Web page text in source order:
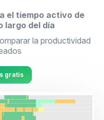
el tiempo activo de
largo del día
la productividad
gratis